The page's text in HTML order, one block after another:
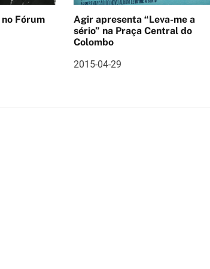
Agir apresenta “Leva-me a
sério” na Praça Central do
Colombo
2015-04-29